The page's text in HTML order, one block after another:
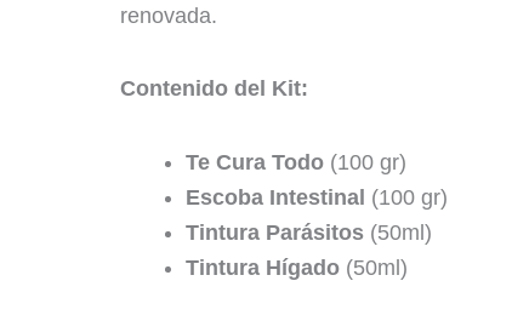
renovada.
Contenido del Kit:
Te Cura Todo (100 gr)
Escoba Intestinal (100 gr)
Tintura Parásitos (50ml)
Tintura Hígado (50ml)